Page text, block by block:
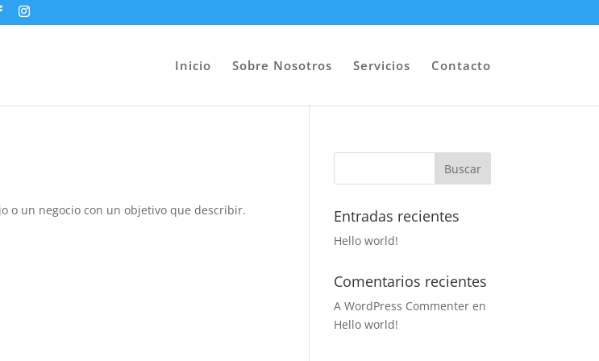
Inicio Sobre Nosotros Servicios Contacto
o un negocio con un objetivo que describir. Entradas recientes
Hello world!
Comentarios recientes
A WordPress Commenter en
Hello world!